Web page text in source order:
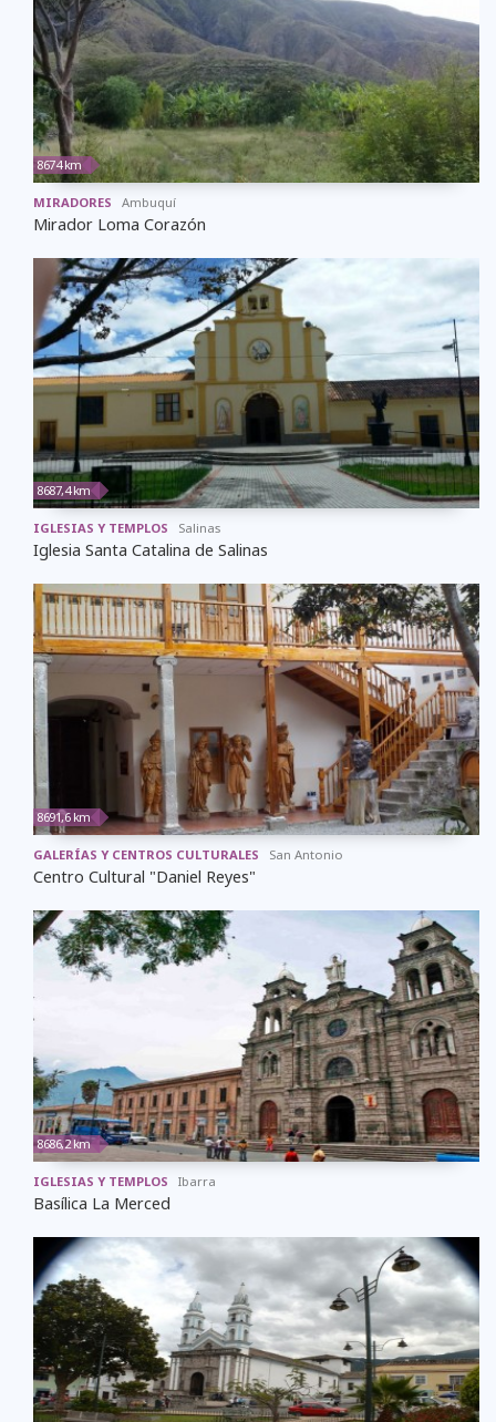
8674 km
MIRADORES Ambuquí
Mirador Loma Corazón
8687,4 km
IGLESIAS Y TEMPLOS Salinas
Iglesia Santa Catalina de Salinas
8691,6 km
GALERÍAS Y CENTROS CULTURALES San Antonio
Centro Cultural "Daniel Reyes"
8686,2 km
IGLESIAS Y TEMPLOS Ibarra
Basílica La Merced